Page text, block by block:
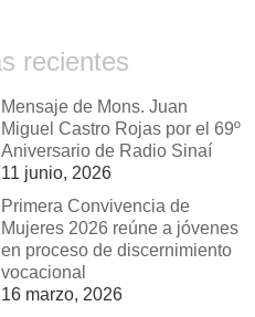
recientes
Mensaje de Mons. Juan
Miguel Castro Rojas por el 69º
Aniversario de Radio Sinaí
11 junio, 2026
Primera Convivencia de
Mujeres 2026 reúne a jóvenes
en proceso de discernimiento
vocacional
16 marzo, 2026